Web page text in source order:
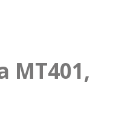
MT401,